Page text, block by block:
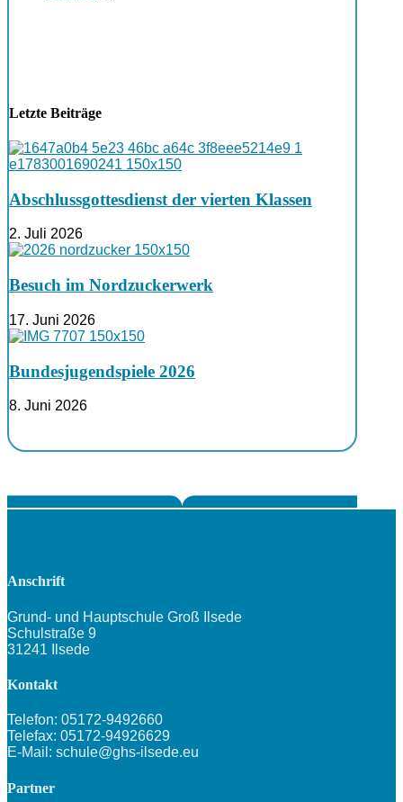
Letzte Beiträge
Abschlussgottesdienst der vierten Klassen
2. Juli 2026
Besuch im Nordzuckerwerk
17. Juni 2026
Bundesjugendspiele 2026
8. Juni 2026
Anschrift
Grund- und Hauptschule Groß Ilsede
Schulstraße 9
31241 Ilsede
Kontakt
Telefon: 05172-9492660
Telefax: 05172-94926629
E-Mail: schule@ghs-ilsede.eu
Partner